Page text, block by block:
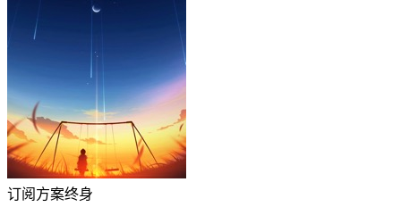
订阅方案终身